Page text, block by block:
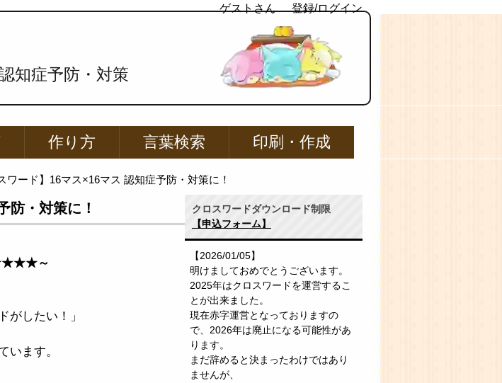
ゲストさん 登録/ログイン
知症予防・対策
作り方 言葉検索 印刷・作成
ワード】16マス×16マス 認知症予防・対策に！
防・対策に！
～
がしたい！」
います。
クロスワードダウンロード制限
【申込フォーム】
【2026/01/05】
明けましておめでとうございます。
2025年はクロスワードを運営するこ
とが出来ました。
現在赤字運営となっておりますの
で、2026年は廃止になる可能性があ
ります。
まだ辞めると決まったわけではあり
ませんが、